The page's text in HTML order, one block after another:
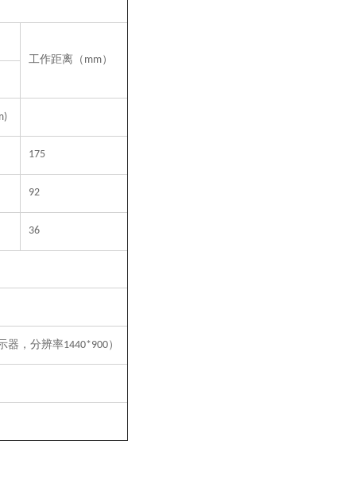
工作距离（ mm）
175
92
36
器，分辨率1440*900）